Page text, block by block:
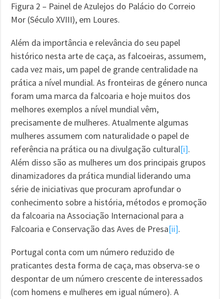
Figura 2 – Painel de Azulejos do Palácio do Correio
Mor (Século XVIII), em Loures.
Além da importância e relevância do seu papel
histórico nesta arte de caça, as falcoeiras, assumem,
cada vez mais, um papel de grande centralidade na
prática a nível mundial. As fronteiras de género nunca
foram uma marca da falcoaria e hoje muitos dos
melhores exemplos a nível mundial vêm,
precisamente de mulheres. Atualmente algumas
mulheres assumem com naturalidade o papel de
referência na prática ou na divulgação cultural[i].
Além disso são as mulheres um dos principais grupos
dinamizadores da prática mundial liderando uma
série de iniciativas que procuram aprofundar o
conhecimento sobre a história, métodos e promoção
da falcoaria na Associação Internacional para a
Falcoaria e Conservação das Aves de Presa[ii].
Portugal conta com um número reduzido de
praticantes desta forma de caça, mas observa-se o
despontar de um número crescente de interessados
(com homens e mulheres em igual número). A